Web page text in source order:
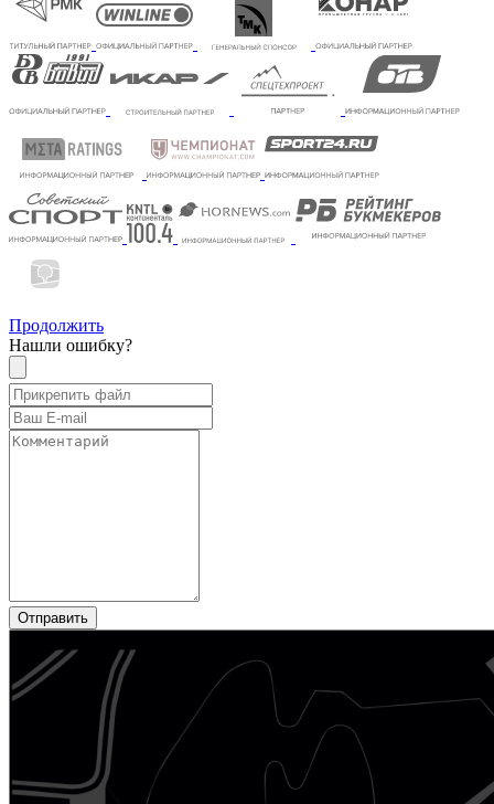
Продолжить
Нашли ошибку?